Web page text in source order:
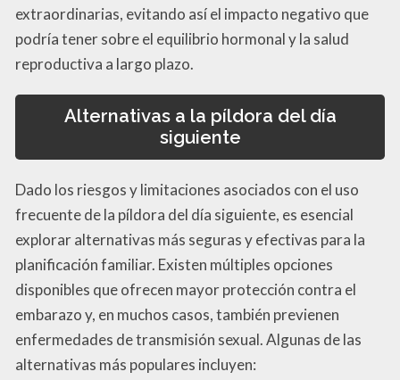
extraordinarias, evitando así el impacto negativo que
podría tener sobre el equilibrio hormonal y la salud
reproductiva a largo plazo.
Alternativas a la píldora del día
siguiente
Dado los riesgos y limitaciones asociados con el uso
frecuente de la píldora del día siguiente, es esencial
explorar alternativas más seguras y efectivas para la
planificación familiar. Existen múltiples opciones
disponibles que ofrecen mayor protección contra el
embarazo y, en muchos casos, también previenen
enfermedades de transmisión sexual. Algunas de las
alternativas más populares incluyen: